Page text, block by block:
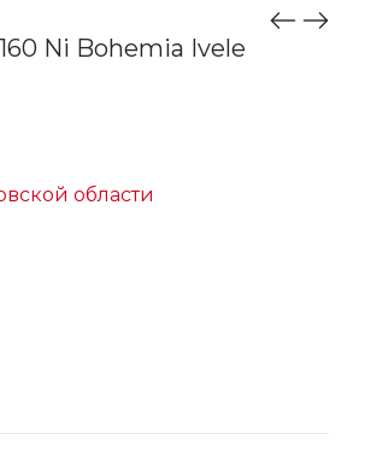
Ni Bohemia Ivele
области